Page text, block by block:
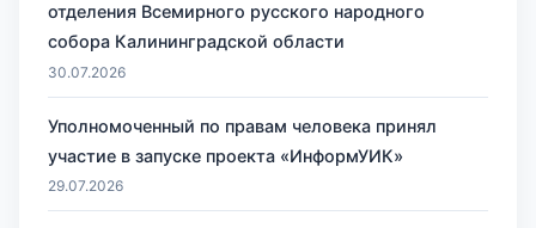
отделения Всемирного русского народного
собора Калининградской области
30.07.2026
Уполномоченный по правам человека принял
участие в запуске проекта «ИнформУИК»
29.07.2026